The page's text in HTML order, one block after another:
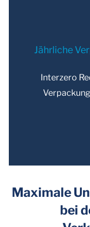
Jährliche
Interzero
Maximale
bei